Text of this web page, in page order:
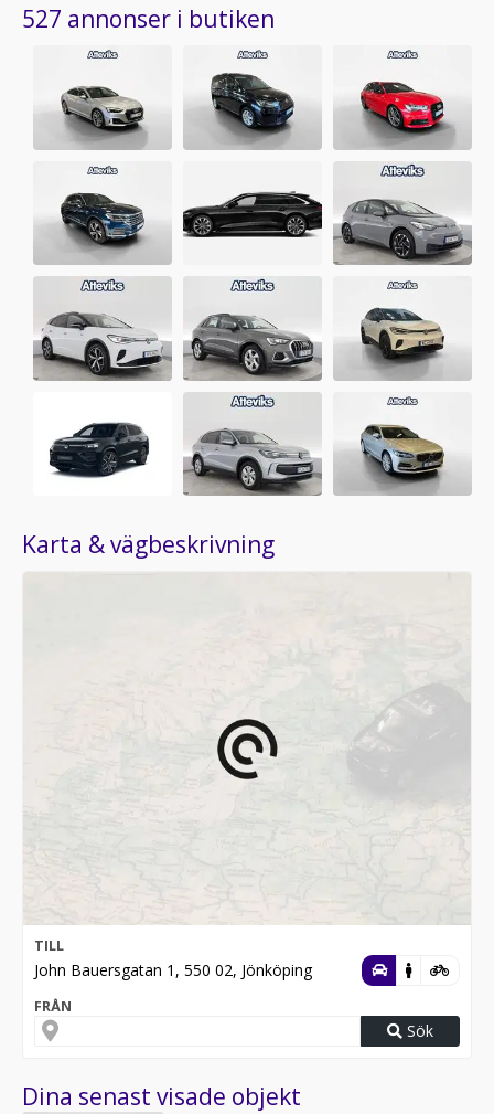
527 annonser i butiken
Karta & vägbeskrivning
TILL
John Bauersgatan 1, 550 02, Jönköping
FRÅN
Sök
Dina senast visade objekt